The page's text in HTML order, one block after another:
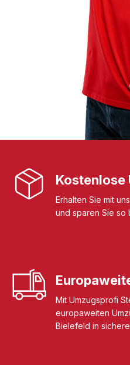
Kostenlose
Erhalten Sie mit
und sparen Sie so
Mit Umzugsprofi
europaweiten
Bielefeld in